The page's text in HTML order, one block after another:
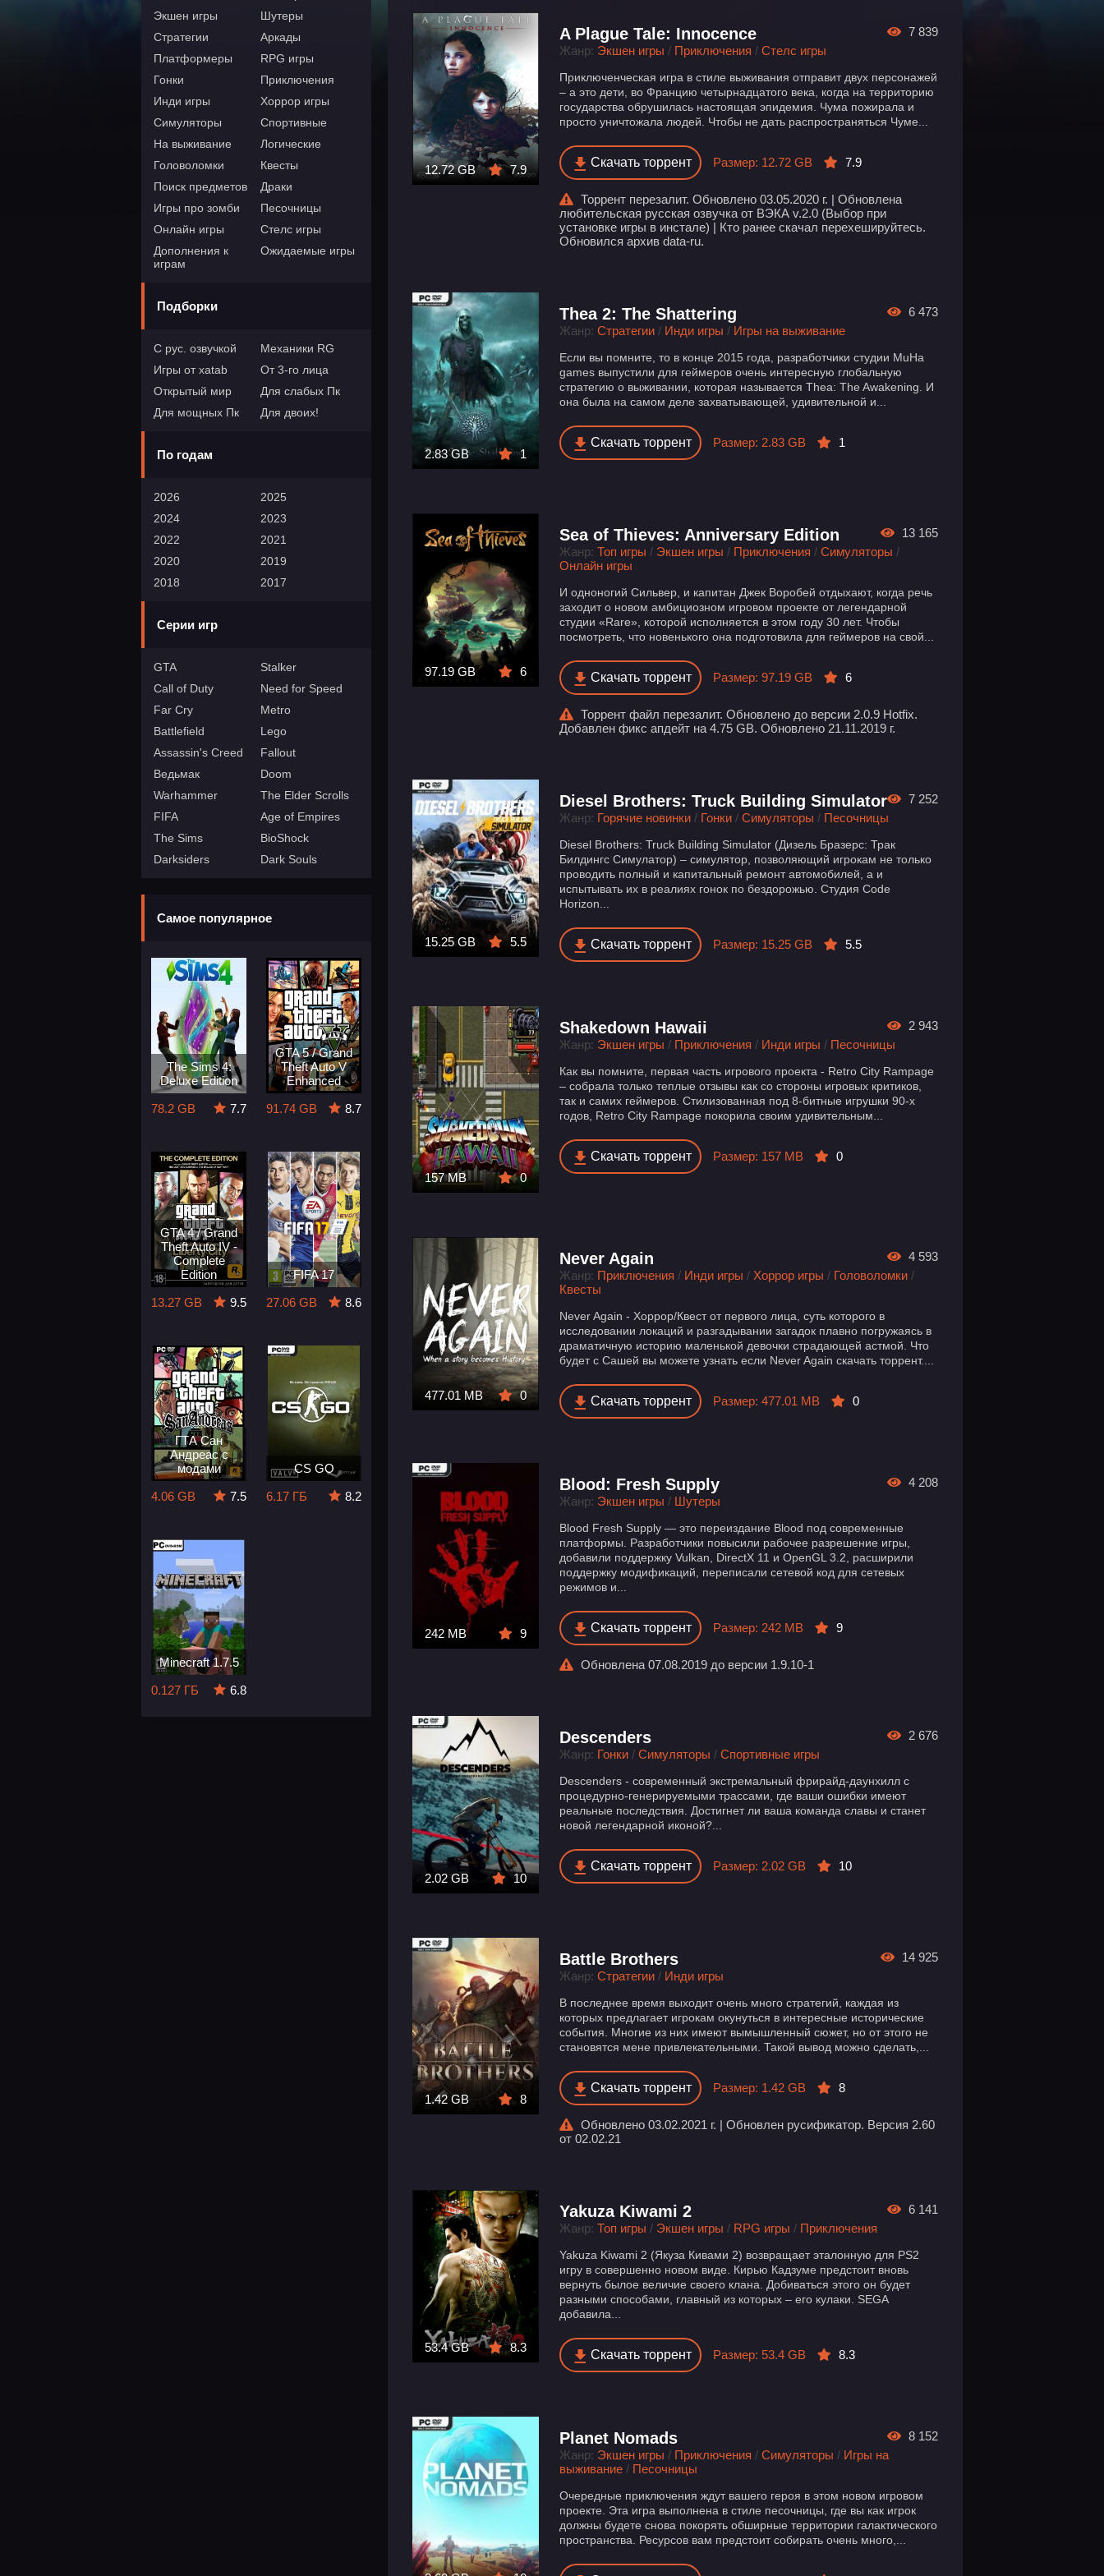
Экшен игры
Шутеры
Стратегии
Аркады
Платформеры
RPG игры
Гонки
Приключения
Инди игры
Хоррор игры
Симуляторы
Спортивные
На выживание
Логические
Головоломки
Квесты
Поиск предметов
Драки
Игры про зомби
Песочницы
Онлайн игры
Стелс игры
Дополнения к
играм
Ожидаемые игры
Подборки
С рус. озвучкой
Механики RG
Игры от xatab
От 3-го лица
Открытый мир
Для слабых Пк
Для мощных Пк
Для двоих!
По годам
2026
2025
2024
2023
2022
2021
2020
2019
2018
2017
Серии игр
GTA
Stalker
Call of Duty
Need for Speed
Far Cry
Metro
Battlefield
Lego
Assassin's Creed
Fallout
Ведьмак
Doom
Warhammer
The Elder Scrolls
FIFA
Age of Empires
The Sims
BioShock
Darksiders
Dark Souls
Самое популярное
The Sims 4:
Deluxe Edition
78.2 GB
7.7
GTA 5 / Grand
Theft Auto V
Enhanced
91.74 GB
8.7
GTA 4 / Grand
Theft Auto IV -
Complete
Edition
13.27 GB
9.5
FIFA 17
27.06 GB
8.6
ГТА Сан
Андреас с
модами
4.06 GB
7.5
CS GO
6.17 ГБ
8.2
Minecraft 1.7.5
0.127 ГБ
6.8
12.72 GB 7.9
A Plague Tale: Innocence
Жанр: Экшен игры / Приключения /Стелс игры
Приключенческая игра в стиле выживания отправит двух персонажей
– а это дети, во Францию четырнадцатого века, когда на территорию
государства обрушилась настоящая эпидемия. Чума пожирала и
просто уничтожала людей. Чтобы не дать распространяться Чуме...
Скачать торрент Размер: 12.72 GB 7.9
Торрент перезалит. Обновлено 03.05.2020 г. | Обновлена
любительская русская озвучка от ВЭКА v.2.0 (Выбор при
установке игры в инстале) | Кто ранее скачал перехешируйтесь.
Обновился архив data-ru.
7 839
2.83 GB 1
Thea 2: The Shattering
Жанр: Стратегии / Инди игры / Игры на выживание
Если вы помните, то в конце 2015 года, разработчики студии MuHa
games выпустили для геймеров очень интересную глобальную
стратегию о выживании, которая называется Тhеа: The Awakening. И
она была на самом деле захватывающей, удивительной и...
Скачать торрент Размер: 2.83 GB 1
6 473
97.19 GB 6
Sea of Thieves: Anniversary Edition
Жанр: Топ игры / Экшен игры / Приключения /Симуляторы /
Онлайн игры
И одноногий Сильвер, и капитан Джек Воробей отдыхают, когда речь
заходит о новом амбициозном игровом проекте от легендарной
студии «Rare», которой исполняется в этом году 30 лет. Чтобы
посмотреть, что новенького она подготовила для геймеров на свой...
Скачать торрент Размер: 97.19 GB 6
Торрент файл перезалит. Обновлено до версии 2.0.9 Hotfix.
Добавлен фикс апдейт на 4.75 GB. Обновлено 21.11.2019 г.
13 165
15.25 GB 5.5
Diesel Brothers: Truck Building Simulator
Жанр: Горячие новинки / Гонки /Симуляторы / Песочницы
Diesel Brothers: Truck Building Simulator (Дизель Бразерс: Трак
Билдингс Симулатор) – симулятор, позволяющий игрокам не только
проводить полный и капитальный ремонт автомобилей, а и
испытывать их в реалиях гонок по бездорожью. Студия Code
Horizon...
Скачать торрент Размер: 15.25 GB 5.5
7 252
157 MB 0
Shakedown Hawaii
Жанр: Экшен игры / Приключения / Инди игры / Песочницы
Как вы помните, первая часть игрового проекта - Retro City Rampage
– собрала только теплые отзывы как со стороны игровых критиков,
так и самих геймеров. Стилизованная под 8-битные игрушки 90-х
годов, Retro City Rampage покорила своим удивительным...
Скачать торрент Размер: 157 MB 0
2 943
477.01 MB 0
Never Again
Жанр: Приключения / Инди игры / Хоррор игры / Головоломки /
Квесты
Never Again - Хоррор/Квест от первого лица, суть которого в
исследовании локаций и разгадывании загадок плавно погружаясь в
драматичную историю маленькой девочки страдающей астмой. Что
будет с Сашей вы можете узнать если Never Again скачать торрент....
Скачать торрент Размер: 477.01 MB 0
4 593
242 MB 9
Blood: Fresh Supply
Жанр: Экшен игры / Шутеры
Blood Fresh Supply — это переиздание Blood под современные
платформы. Разработчики повысили рабочее разрешение игры,
добавили поддержку Vulkan, DirectX 11 и OpenGL 3.2, расширили
поддержку модификаций, переписали сетевой код для сетевых
режимов и...
Скачать торрент Размер: 242 MB 9
Обновлена 07.08.2019 до версии 1.9.10-1
4 208
2.02 GB 10
Descenders
Жанр: Гонки /Симуляторы /Спортивные игры
Descenders - современный экстремальный фрирайд-даунхилл с
процедурно-генерируемыми трассами, где ваши ошибки имеют
реальные последствия. Достигнет ли ваша команда славы и станет
новой легендарной иконой?...
Скачать торрент Размер: 2.02 GB 10
2 676
1.42 GB 8
Battle Brothers
Жанр: Стратегии / Инди игры
В последнее время выходит очень много стратегий, каждая из
которых предлагает игрокам окунуться в интересные исторические
события. Многие из них имеют вымышленный сюжет, но от этого не
становятся мене привлекательными. Такой вывод можно сделать,...
Скачать торрент Размер: 1.42 GB 8
Обновлено 03.02.2021 г. | Обновлен русификатор. Версия 2.60
от 02.02.21
14 925
53.4 GB 8.3
Yakuza Kiwami 2
Жанр: Топ игры / Экшен игры / RPG игры / Приключения
Yakuza Kiwami 2 (Якуза Кивами 2) возвращает эталонную для PS2
игру в совершенно новом виде. Кирью Кадзуме предстоит вновь
вернуть былое величие своего клана. Добиваться этого он будет
разными способами, главный из которых – его кулаки. SEGA
добавила...
Скачать торрент Размер: 53.4 GB 8.3
6 141
Planet Nomads
Жанр: Экшен игры / Приключения /Симуляторы / Игры на
выживание / Песочницы
Очередные приключения ждут вашего героя в этом новом игровом
проекте. Эта игра выполнена в стиле песочницы, где вы как игрок
должны будете снова покорять обширные территории галактического
пространства. Ресурсов вам предстоит собирать очень много,...
8 152